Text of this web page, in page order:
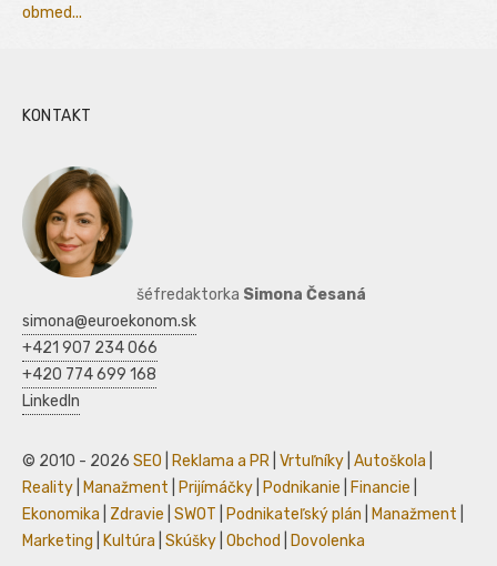
obmed...
KONTAKT
šéfredaktorka Simona Česaná
simona@euroekonom.sk
+421 907 234 066
+420 774 699 168
LinkedIn
© 2010 - 2026 SEO Reklama a PR Vrtuľníky Autoškola
Reality
Manažment Prijímáčky Podnikanie Financie
Ekonomika
Zdravie SWOT Podnikateľský plán Manažment
Marketing
Kultúra Skúšky Obchod Dovolenka